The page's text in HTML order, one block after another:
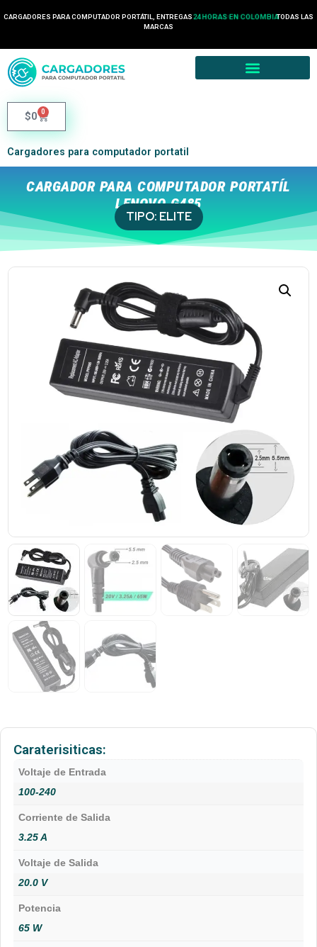
CARGADORES PARA COMPUTADOR PORTÁTIL, ENTREGAS 24 HORAS EN COLOMBIATODAS LAS
MARCAS
$0 0
Cargadores para computador portatil
CARGADOR PARA COMPUTADOR PORTATÍL
LENOVO G485
TIPO: ELITE
Caraterisiticas:
Voltaje de Entrada
100-240
Corriente de Salida
3.25 A
Voltaje de Salida
20.0 V
Potencia
65 W